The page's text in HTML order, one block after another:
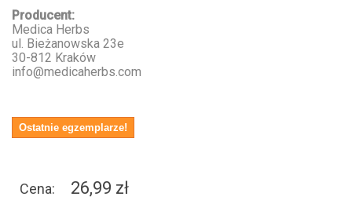
Producent:
Medica Herbs
ul. Bieżanowska 23e
30-812 Kraków
info@medicaherbs.com
Ostatnie egzemplarze!
Cena: 26,99 zł